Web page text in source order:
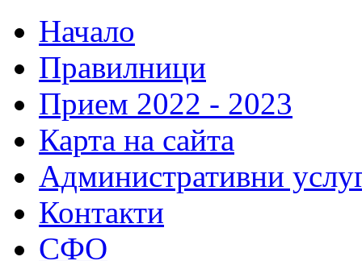
Начало
Правилници
Прием 2022 - 2023
Карта на сайта
Административни
Контакти
СФО